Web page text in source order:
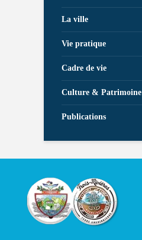
La ville
Vie pratique
Cadre de vie
Culture & Patrimoine
Publications